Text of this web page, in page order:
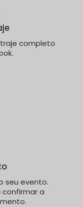
completo
seu evento.
a